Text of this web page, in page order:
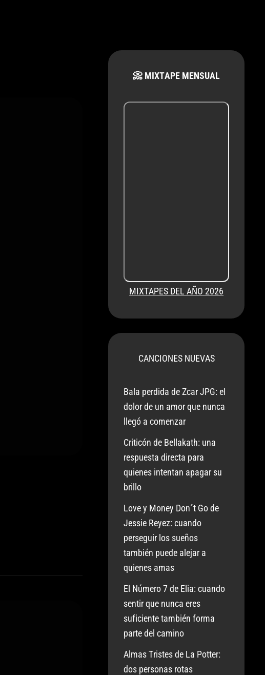
📀 MIXTAPE MENSUAL
MIXTAPES DEL AÑO 2026
CANCIONES NUEVAS
Bala perdida de Zcar JPG: el
dolor de un amor que nunca
llegó a comenzar
Criticón de Bellakath: una
respuesta directa para
quienes intentan apagar su
brillo
Love y Money Don´t Go de
Jessie Reyez: cuando
perseguir los sueños
también puede alejar a
quienes amas
El Número 7 de Elia: cuando
sentir que nunca eres
suficiente también forma
parte del camino
Almas Tristes de La Potter:
dos personas rotas